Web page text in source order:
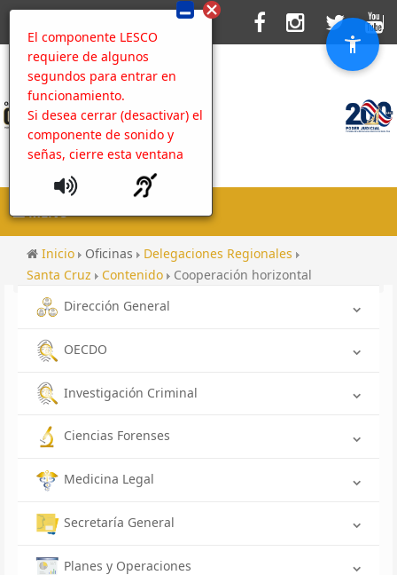
El componente LESCO
requiere de algunos
segundos para entrar en
funcionamiento.
Si desea cerrar (desactivar) el
componente de sonido y
señas, cierre esta ventana
MENU
Inicio Oficinas
Delegaciones Regionales
Santa Cruz
Contenido
Cooperación horizontal
Dirección General
OECDO
Investigación Criminal
Ciencias Forenses
Medicina Legal
Secretaría General
Planes y Operaciones